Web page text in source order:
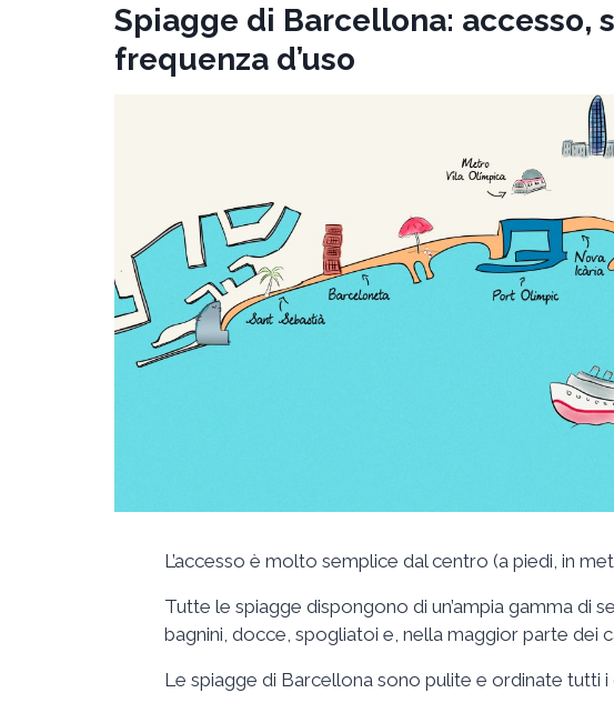
Spiagge di Barcellona: accesso,
frequenza d’uso
L’accesso è molto semplice dal centro (a piedi, in
Tutte le spiagge dispongono di un’ampia gamma di
bagnini, docce, spogliatoi e, nella maggior parte dei
Le spiagge di Barcellona sono pulite e ordinate tutti i